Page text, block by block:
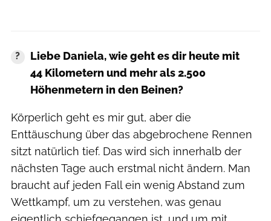
Liebe Daniela, wie geht es dir heute mit
44 Kilometern und mehr als 2.500
Höhenmetern in den Beinen?
Körperlich geht es mir gut, aber die
Enttäuschung über das abgebrochene Rennen
sitzt natürlich tief. Das wird sich innerhalb der
nächsten Tage auch erstmal nicht ändern. Man
braucht auf jeden Fall ein wenig Abstand zum
Wettkampf, um zu verstehen, was genau